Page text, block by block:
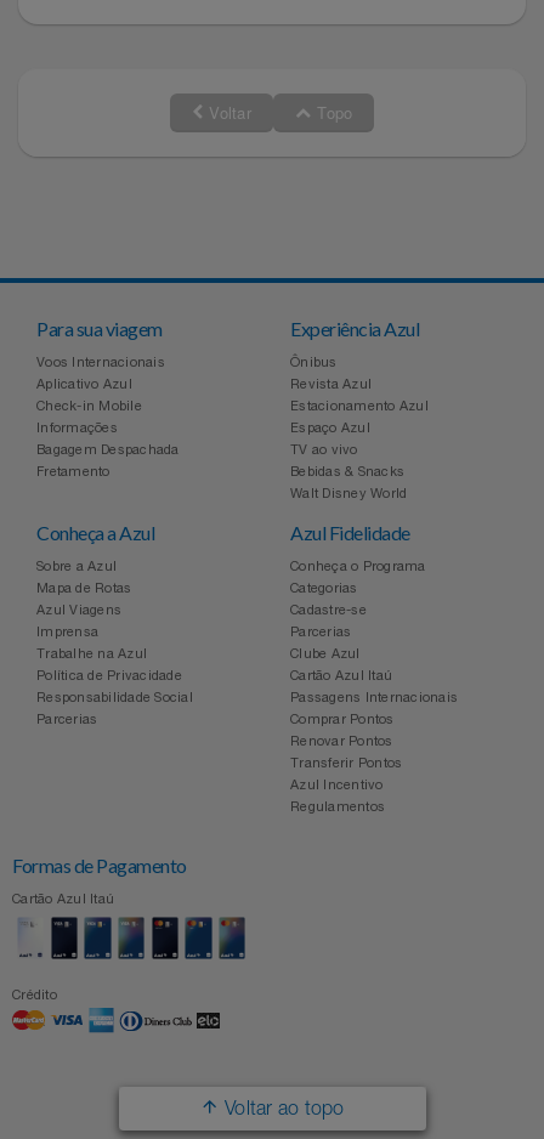
Voltar Topo
Para sua viagem
Voos Internacionais
Aplicativo Azul
Check-in Mobile
Informações
Bagagem Despachada
Fretamento
Experiência Azul
Ônibus
Revista Azul
Estacionamento Azul
Espaço Azul
TV ao vivo
Bebidas & Snacks
Walt Disney World
Conheça a Azul
Sobre a Azul
Mapa de Rotas
Azul Viagens
Imprensa
Trabalhe na Azul
Política de Privacidade
Responsabilidade Social
Parcerias
Azul Fidelidade
Conheça o Programa
Categorias
Cadastre-se
Parcerias
Clube Azul
Cartão Azul Itaú
Passagens Internacionais
Comprar Pontos
Renovar Pontos
Transferir Pontos
Azul Incentivo
Regulamentos
Formas de Pagamento
Cartão Azul Itaú
Crédito
Voltar ao topo